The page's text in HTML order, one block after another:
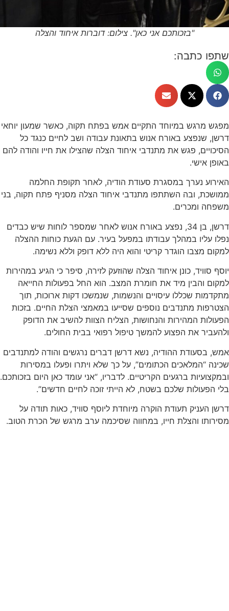
"בזכותכם אני כאן". צילום: דוברות איחוד והצלה
שתפו כתבה:
מפגש מרגש במיוחד התקיים אמש בפתח תקוה, כאשר שמעון יוחאי
דרשן, שנפצע באורח אנוש בתאונת עבודה ושב לחיים כנגד כל
הסיכויים, פגש את מתנדבי איחוד הצלה שהצילו את חייו והודה להם
באופן אישי.
האירוע נערך במסגרת סעודת הודיה, לאחר תקופת החלמה
ממושכת, ובה השתתפו מתנדבי איחוד הצלה מסניף פתח תקוה, בני
משפחה ומכרים.
דרשן, בן 34, נפצע באורח אנוש לאחר שמספר לוחות שיש כבדים
נפלו עליו במהלך עבודתו במפעל בעיר. עם הגעת כוחות ההצלה
למקום מצבו הוגדר קריטי והוא היה ללא דופק וללא נשימה.
יוסף סוויד, כונן איחוד הצלה שהוזעק לזירה, סיפר כי הגיע במהירות
למקום והבין מיד את חומרת המצב. הוא החל בפעולות החייאה
מתקדמות שכללו עיסויים והנשמות, שנמשכו דקות ארוכות, תוך
הצטרפות מתנדבים נוספים שסייעו במאמצי הצלת החיים. בזכות
הפעולות המהירות והנחושות, הצליח הצוות להשיב את הדופק
ולהעביר את הפצוע להמשך טיפול רפואי בבית החולים.
אמש, בסעודת ההודיה, נשא דרשן דברים נרגשים והודה למתנדבים
שכינה “המלאכים הכתומים”, על כך שלא ויתרו ופעלו במסירות
ובמקצועיות ברגעים הקריטיים. לדבריו, “אני עומד כאן היום בזכותכם.
בלי הפעולות שלכם בשטח, לא הייתי זוכה לחיים חדשים”.
דרשן העניק תעודת הוקרה מיוחדת ליוסף סוויד, כאות תודה על
מסירותו והצלת חייו, במחווה שסיכמה ערב מרגש של הכרת הטוב.